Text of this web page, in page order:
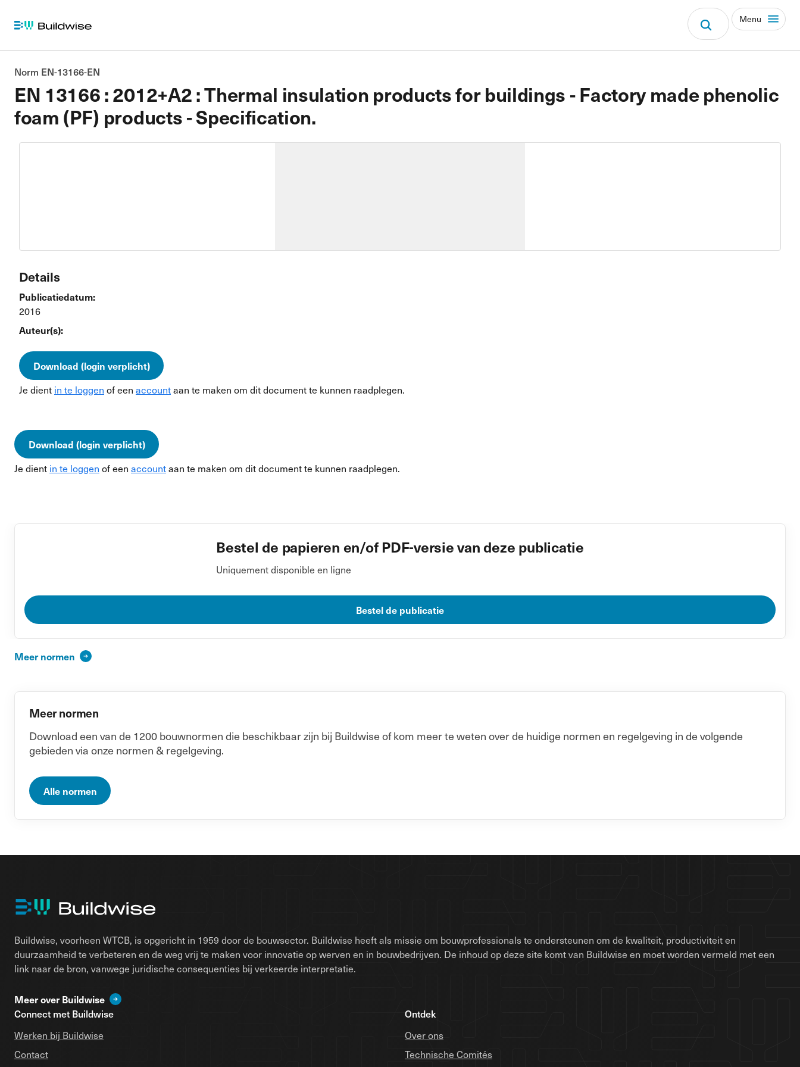
Menu
EN 13166 : 2012+A2 : Thermal insulation products for buildings - Factory made phenolic
foam (PF) products - Specification.
Norm EN-13166-EN
Details
Publicatiedatum:
2016
Auteur(s):
Download (login verplicht)
Je dient in te loggen of een accountaan te maken om dit document te kunnen raadplegen.
Download (login verplicht)
Je dient in te loggen of een accountaan te maken om dit document te kunnen raadplegen.
Bestel de papieren en/of PDF-versie van deze publicatie
Uniquement disponible en ligne
Bestel de publicatie
Meer normen
Meer normen
Download een van de 1200 bouwnormen die beschikbaar zijn bij Buildwise of kom meer te weten over de huidige normen en regelgeving in de volgende
gebieden via onze normen & regelgeving.
Alle normen
Buildwise, voorheen WTCB, is opgericht in 1959 door de bouwsector. Buildwise heeft als missie om bouwprofessionals te ondersteunen om de kwaliteit, productiviteit en
duurzaamheid te verbeteren en de weg vrij te maken voor innovatie op werven en in bouwbedrijven. De inhoud op deze site komt van Buildwise en moet worden vermeld met een
link naar de bron, vanwege juridische consequenties bij verkeerde interpretatie.
Meer over Buildwise
Connect met Buildwise
Werken bij Buildwise
Contact
Ontdek
Over ons
Technische Comités